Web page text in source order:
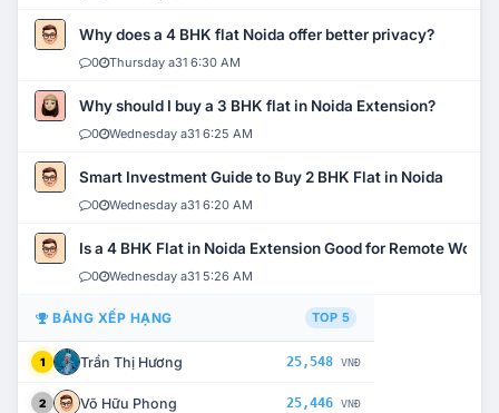
Why does a 4 BHK flat Noida offer better privacy?
0 Thursday a31 6:30 AM
Why should I buy a 3 BHK flat in Noida Extension?
0 Wednesday a31 6:25 AM
Smart Investment Guide to Buy 2 BHK Flat in Noida
0 Wednesday a31 6:20 AM
Is a 4 BHK Flat in Noida Extension Good for Remote Work?
0 Wednesday a31 5:26 AM
BẢNG XẾP HẠNG TOP 5
1 Trần Thị Hương 25,548 VNĐ
2 Võ Hữu Phong 25,446 VNĐ